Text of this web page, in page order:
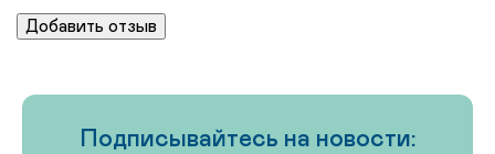
Подписывайтесь на новости: